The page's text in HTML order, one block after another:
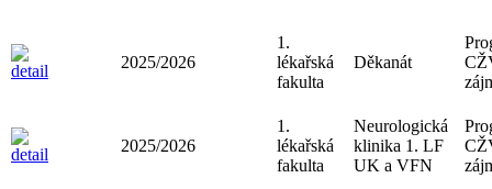
2025/2026
1.
lékařská
fakulta
Děkanát
2025/2026
1.
lékařská
fakulta
Neurologická
klinika 1. LF
UK a VFN